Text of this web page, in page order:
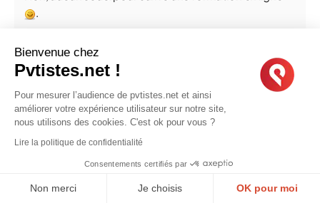
.
Ca serait mieux de citer les agences.
Perso, j'ai travaillé avec trois agences, et si je devais
faire un CV aujourd'hui pour EIC, je citerais chacune
des agences sur une ligne et dans le descriptif, je
mettrais les types de missions que j'ai réalisées.
Bienvenue chez
Pvtistes.net !
Pour mesurer l’audience de pvtistes.net et ainsi
améliorer votre expérience utilisateur sur notre site,
nous utilisons des cookies. C'est ok pour vous ?
Lire la politique de confidentialité
Consentements certifiés par
Non merci Je choisis OK pour moi